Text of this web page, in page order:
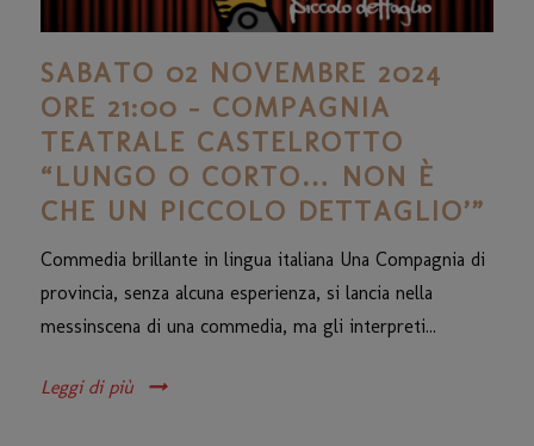
SABATO 02 NOVEMBRE 2024
ORE 21:00 – COMPAGNIA
TEATRALE CASTELROTTO
“LUNGO O CORTO… NON È
CHE UN PICCOLO DETTAGLIO’”
Commedia brillante in lingua italiana Una Compagnia di
provincia, senza alcuna esperienza, si lancia nella
messinscena di una commedia, ma gli interpreti...
Leggi di più